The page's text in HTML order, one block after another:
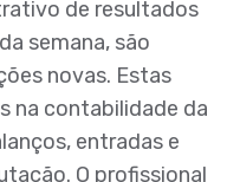
de resultados
semana, são
novas. Estas
na contabilidade da
entradas e
O profissional